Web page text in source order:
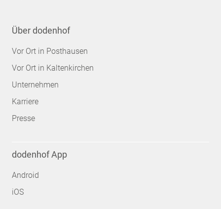
Über dodenhof
Vor Ort in Posthausen
Vor Ort in Kaltenkirchen
Unternehmen
Karriere
Presse
dodenhof App
Android
iOS